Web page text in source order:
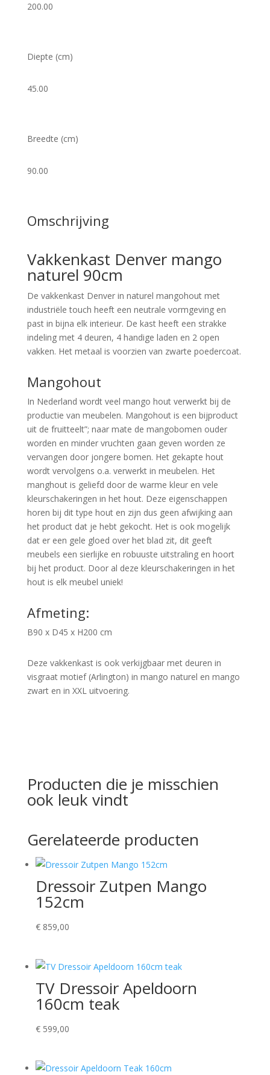
200.00
Diepte (cm)
45.00
Breedte (cm)
90.00
Omschrijving
Vakkenkast Denver mango
naturel 90cm
De vakkenkast Denver in naturel mangohout met
industriële touch heeft een neutrale vormgeving en
past in bijna elk interieur. De kast heeft een strakke
indeling met 4 deuren, 4 handige laden en 2 open
vakken. Het metaal is voorzien van zwarte poedercoat.
Mangohout
In Nederland wordt veel mango hout verwerkt bij de
productie van meubelen. Mangohout is een bijproduct
uit de fruitteelt”; naar mate de mangobomen ouder
worden en minder vruchten gaan geven worden ze
vervangen door jongere bomen. Het gekapte hout
wordt vervolgens o.a. verwerkt in meubelen. Het
manghout is geliefd door de warme kleur en vele
kleurschakeringen in het hout. Deze eigenschappen
horen bij dit type hout en zijn dus geen afwijking aan
het product dat je hebt gekocht. Het is ook mogelijk
dat er een gele gloed over het blad zit, dit geeft
meubels een sierlijke en robuuste uitstraling en hoort
bij het product. Door al deze kleurschakeringen in het
hout is elk meubel uniek!
Afmeting:
B90 x D45 x H200 cm
Deze vakkenkast is ook verkijgbaar met deuren in
visgraat motief (Arlington) in mango naturel en mango
zwart en in XXL uitvoering.
Producten die je misschien
ook leuk vindt
Gerelateerde producten
Dressoir Zutpen Mango
152cm
€859,00
TV Dressoir Apeldoorn
160cm teak
€599,00